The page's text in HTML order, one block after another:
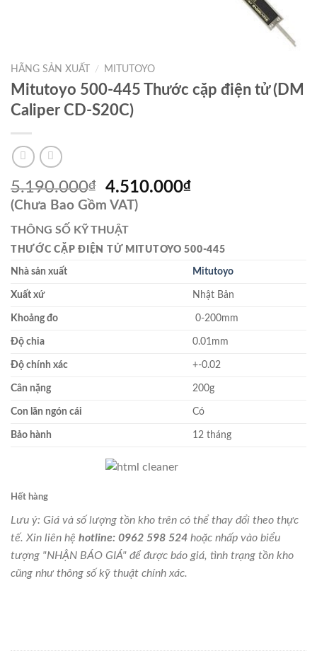
HÃNG SẢN XUẤT / MITUTOYO
Mitutoyo 500-445 Thước cặp điện tử (DM
Caliper CD-S20C)
5.190.000₫
Giá
gốc
là:
5.190.000₫.
4.510.000₫Giá
4.510.000₫.
(Chưa Bao Gồm VAT)
THÔNG SỐ KỸ THUẬT
THƯỚC CẶP ĐIỆN TỬ MITUTOYO 500-445
Nhà sản xuất Mitutoyo
Xuất xứ Nhật Bản
Khoảng đo 0-200mm
Độ chia 0.01mm
Độ chính xác +-0.02
Cân nặng 200g
Con lăn ngón cái Có
Bảo hành 12 tháng
Hết hàng
Lưu ý: Giá và số lượng tồn kho trên có thể thay đổi theo thực
tế. Xin liên hệ hotline: 0962 598 524 hoặc nhấp vào biểu
tượng "NHẬN BÁO GIÁ" để được báo giá, tình trạng tồn kho
cũng như thông số kỹ thuật chính xác.